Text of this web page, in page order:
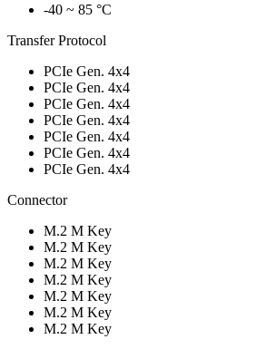
-40 ~ 85 °C
Transfer Protocol
PCIe Gen. 4x4
PCIe Gen. 4x4
PCIe Gen. 4x4
PCIe Gen. 4x4
PCIe Gen. 4x4
PCIe Gen. 4x4
PCIe Gen. 4x4
Connector
M.2 M Key
M.2 M Key
M.2 M Key
M.2 M Key
M.2 M Key
M.2 M Key
M.2 M Key